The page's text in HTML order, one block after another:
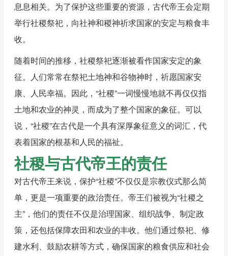
息息相关。为了保护这些重要的资源，古代帝王会定期
举行社稷祭祀，向社神和稷神祈求国家的安定与粮食丰
收。
随着时间的推移，社稷祭祀逐渐被看作国家安定的象
征。人们常常在祭祀土地神和谷物神时，祈愿国家安
康、人民幸福。因此，“社稷”一词慢慢地就不再仅仅指
土地和农业的神灵，而成为了整个国家的象征。可以
说，“社稷”在古代是一个具有深厚象征意义的词汇，代
表着国家的根基和人民的福祉。
社稷与古代帝王的责任
对古代帝王来说，保护“社稷”不仅仅是宗教仪式那么简
单，更是一项重要的政治责任。帝王们被视为“社稷之
主”，他们的责任不仅是治理国家、组织战争、制定政
策，还包括保障农田和农业的丰收。他们通过祭祀、修
建水利、鼓励农耕等方式，确保国家的粮食供应和社会